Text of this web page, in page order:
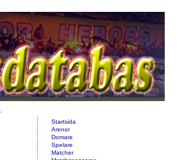
Startsida
Arenor
Domare
Spelare
Matcher